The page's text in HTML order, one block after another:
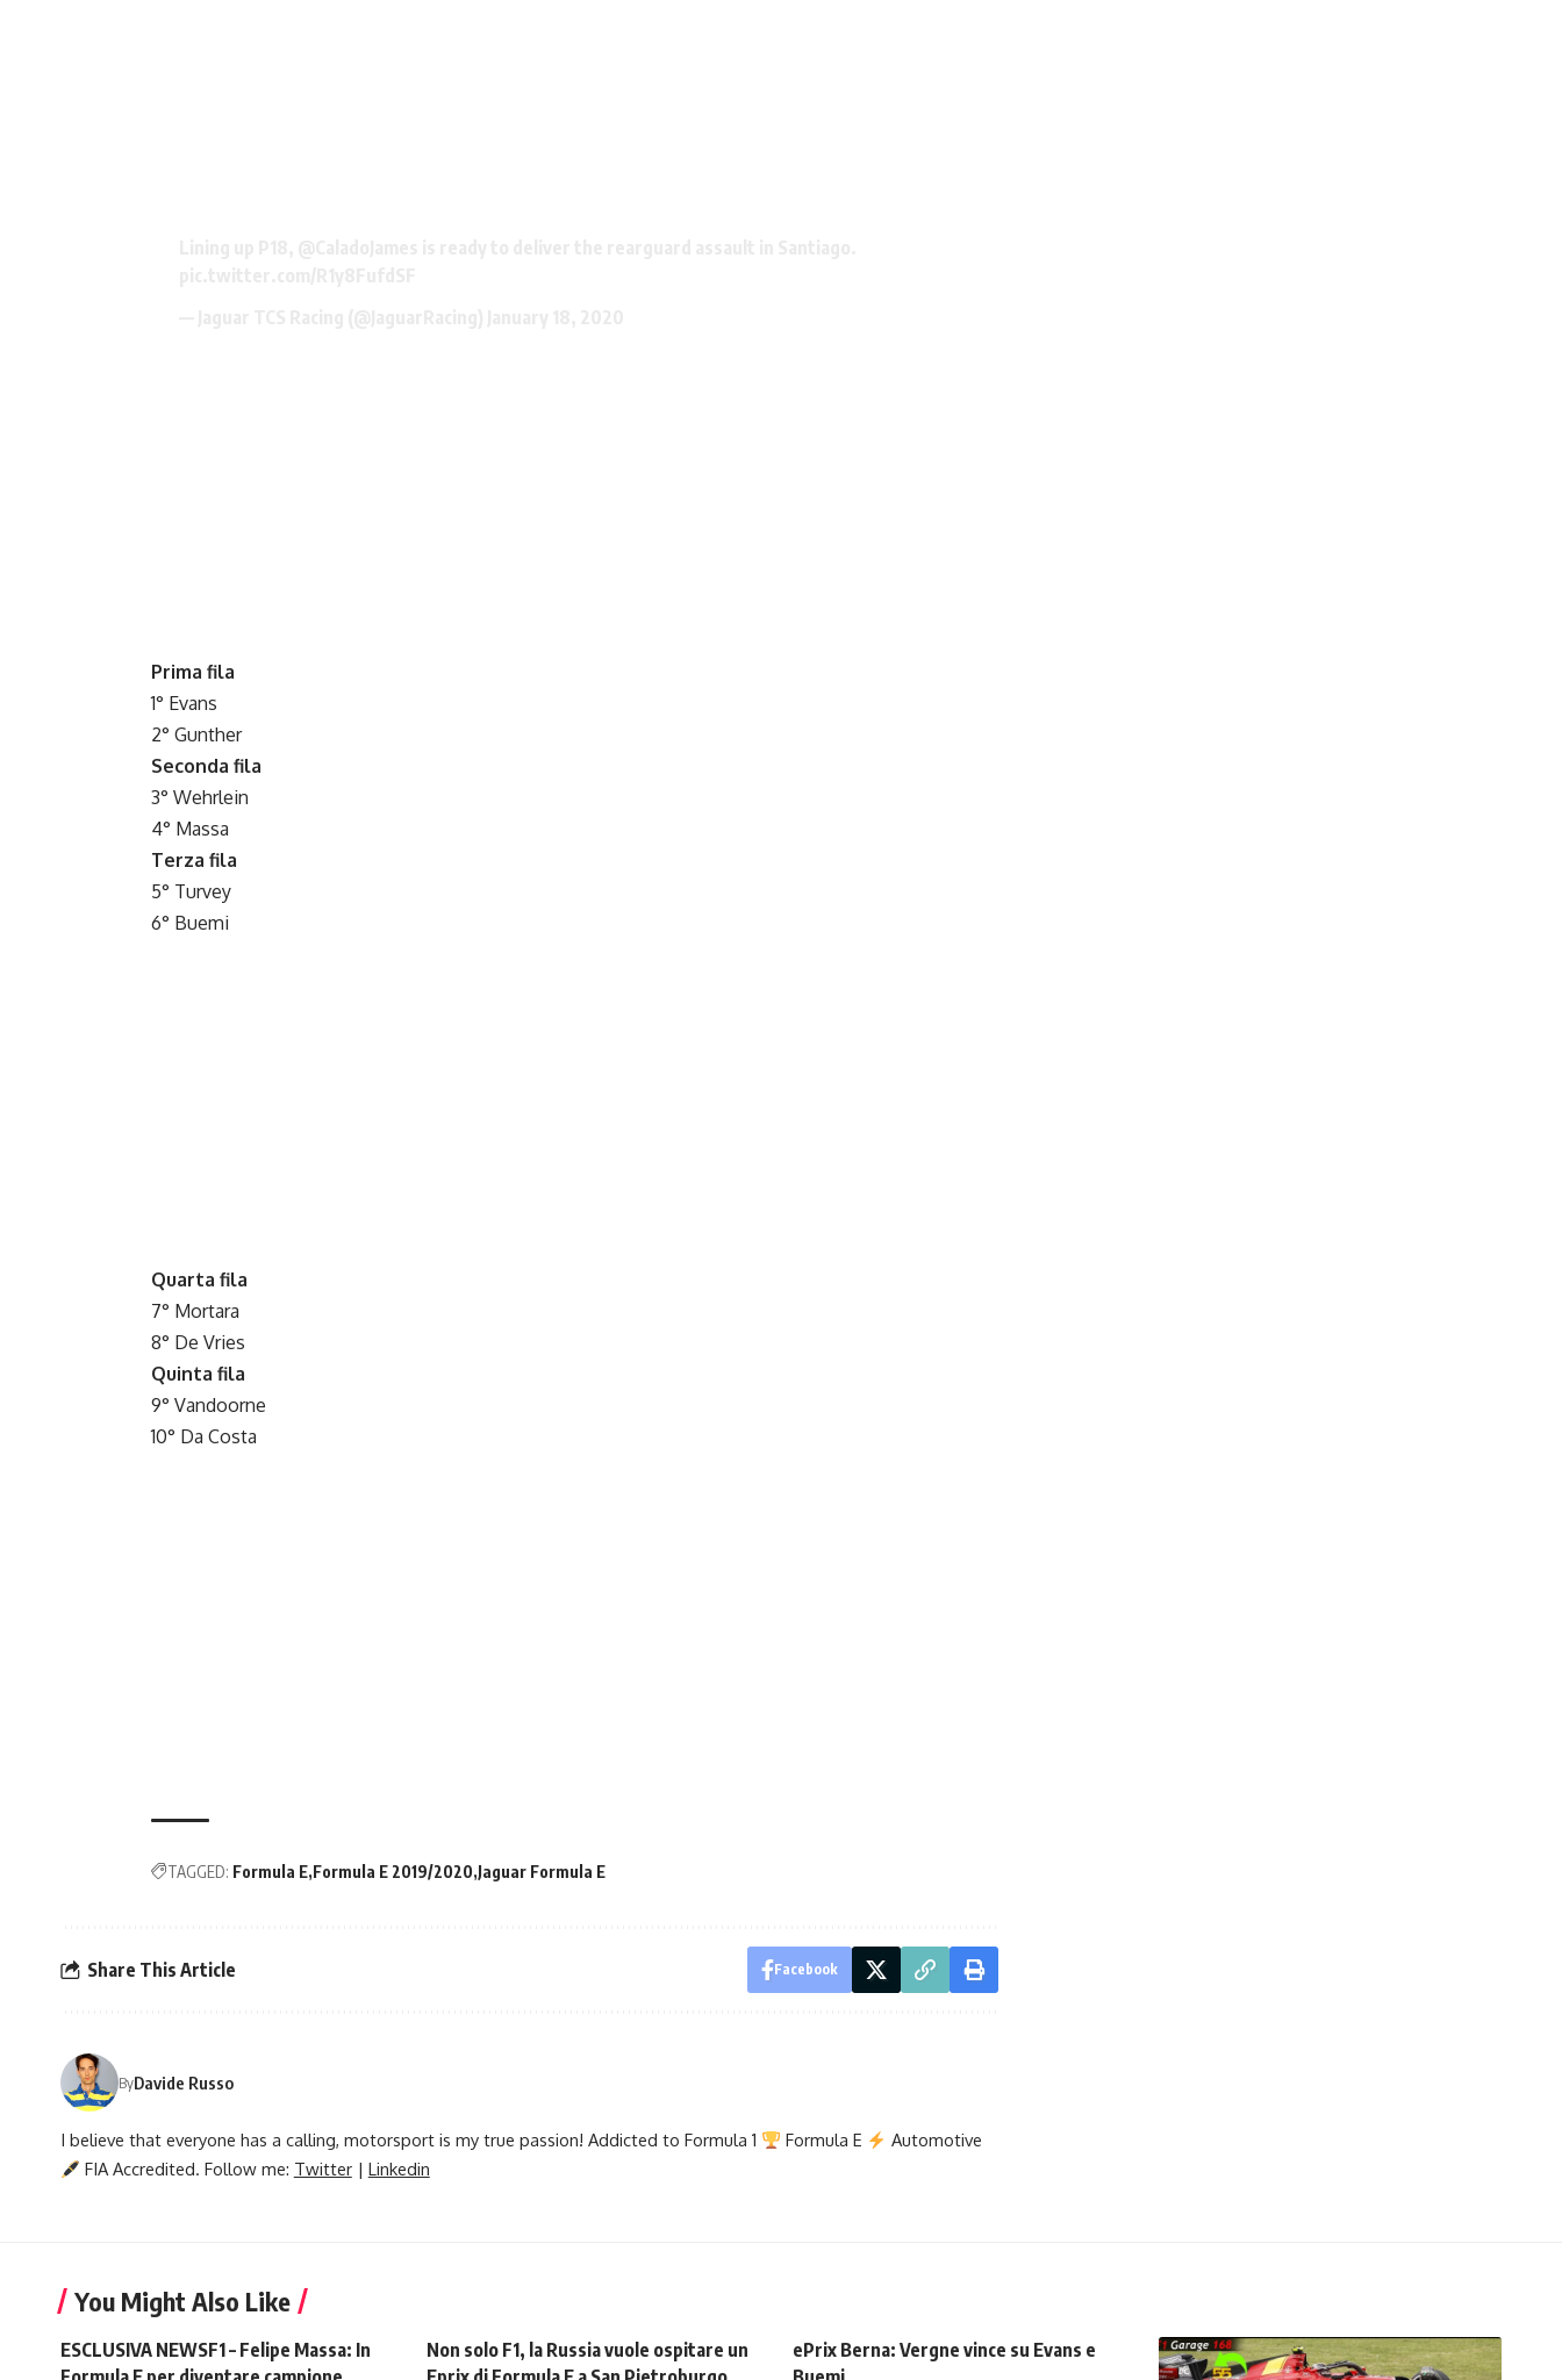
Prima fila
1° Evans
2° Gunther
Seconda fila
3° Wehrlein
4° Massa
Terza fila
5° Turvey
6° Buemi
Quarta fila
7° Mortara
8° De Vries
Quinta fila
9° Vandoorne
10° Da Costa
TAGGED: Formula E Formula E 2019/2020 Jaguar Formula E
Share This Article Facebook
ByDavide Russo
I believe that everyone has a calling, motorsport is my true passion! Addicted to Formula 1 Formula E
Automotive
FIA Accredited. Follow me: Twitter| Linkedin
You Might Also Like
ESCLUSIVA NEWSF1 – Felipe Massa: In
Non solo F1, la Russia vuole ospitare un
ePrix Berna: Vergne vince su Evans e